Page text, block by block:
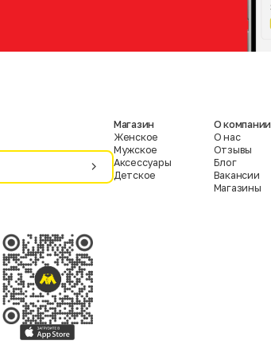
Магазин
Женское
Мужское
Аксессуары
Детское
О компании
О нас
Отзывы
Блог
Вакансии
Магазины